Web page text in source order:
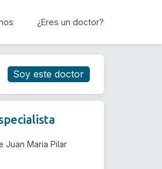
¿Eres un doctor?
Reservar cita
Soy este doctor
Juan Maria Pilar